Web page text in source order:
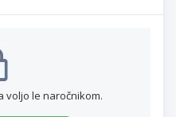
voljo le naročnikom.